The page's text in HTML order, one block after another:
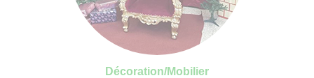
Décoration/Mobilier